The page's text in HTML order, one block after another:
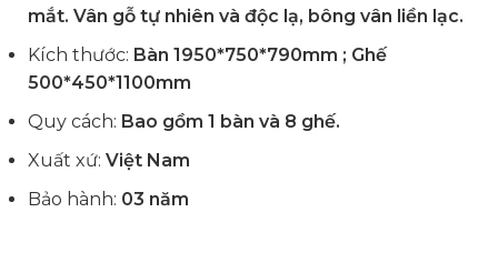
mắt. Vân gỗ tự nhiên và độc lạ, bông vân liền lạc.
Kích thước: Bàn 1950*750*790mm ; Ghế
500*450*1100mm
Quy cách: Bao gồm 1 bàn và 8 ghế.
Xuất xứ: Việt Nam
Bảo hành: 03 năm